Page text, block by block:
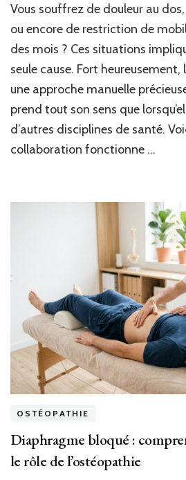
Vous souffrez de douleur au
ou encore de restriction de
des mois ? Ces situations
seule cause. Fort
une approche manuelle
prend tout son sens que
d’autres disciplines de santé.
collaboration fonctionne …
OSTÉOPATHIE
Diaphragme bloqué :
le rôle de l’ostéopathie